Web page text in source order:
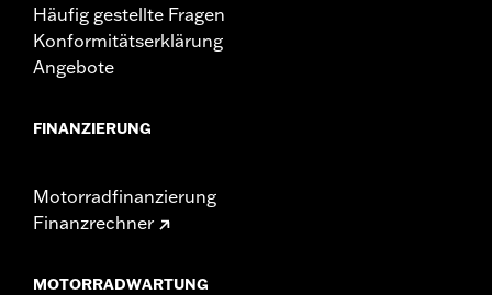
Maßeinheit von einem Ende zum anderen:
NOTIZEN:Der Einbau einiger Lenker und Riser kann bei
bestimmten Modellen eine Änderung des Kupplungs-
gesetzlich geregelt. Informiere Dich in Bezug auf die
Häufig gestellte Fragen
Konformitätserklärung
Angebote
FINANZIERUNG
Motorradfinanzierung
Finanzrechner
MOTORRADWARTUNG